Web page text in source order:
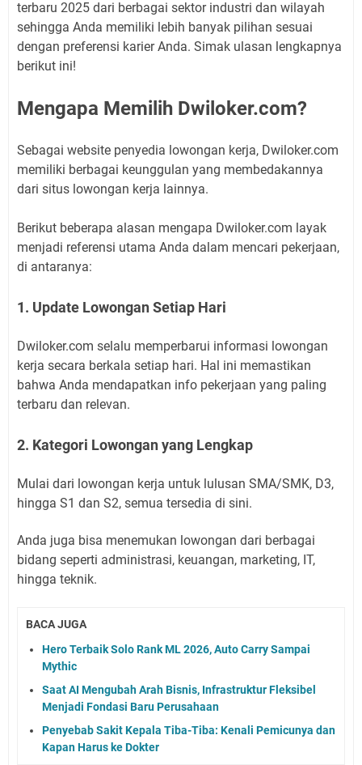
terbaru 2025 dari berbagai sektor industri dan wilayah
sehingga Anda memiliki lebih banyak pilihan sesuai
dengan preferensi karier Anda. Simak ulasan lengkapnya
berikut ini!
Mengapa Memilih Dwiloker.com?
Sebagai website penyedia lowongan kerja, Dwiloker.com
memiliki berbagai keunggulan yang membedakannya
dari situs lowongan kerja lainnya.
Berikut beberapa alasan mengapa Dwiloker.com layak
menjadi referensi utama Anda dalam mencari pekerjaan,
di antaranya:
1. Update Lowongan Setiap Hari
Dwiloker.com selalu memperbarui informasi lowongan
kerja secara berkala setiap hari. Hal ini memastikan
bahwa Anda mendapatkan info pekerjaan yang paling
terbaru dan relevan.
2. Kategori Lowongan yang Lengkap
Mulai dari lowongan kerja untuk lulusan SMA/SMK, D3,
hingga S1 dan S2, semua tersedia di sini.
Anda juga bisa menemukan lowongan dari berbagai
bidang seperti administrasi, keuangan, marketing, IT,
hingga teknik.
BACA JUGA
Hero Terbaik Solo Rank ML 2026, Auto Carry Sampai
Mythic
Saat AI Mengubah Arah Bisnis, Infrastruktur Fleksibel
Menjadi Fondasi Baru Perusahaan
Penyebab Sakit Kepala Tiba-Tiba: Kenali Pemicunya dan
Kapan Harus ke Dokter